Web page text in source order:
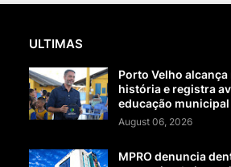
ULTIMAS
Porto Velho alcança
história e registra
educação municipal
August 06, 2026
MPRO denuncia